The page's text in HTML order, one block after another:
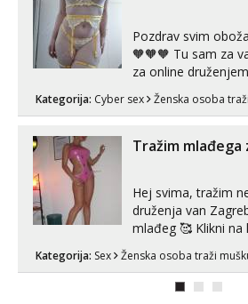
Pozdrav svim
🧡🧡🧡 Tu sam za
za online
možete zabaviti
ako vam nisam
😉 Radim i vruća
line pozive. Za vas
Kategorija: Cyber sex Ženska osoba
Tražim mlađega
Hej svima, tražim
druženja van
mlađeg 🥰 Klikni na link ispod i nadji me
Kategorija: Sex Ženska osoba traži